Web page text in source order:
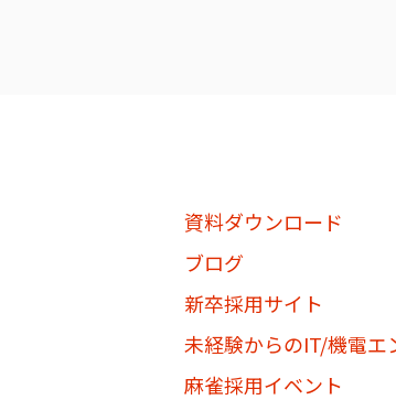
株式会社BREXA Technology
個人情報マネジメントシステム
個人情報保護管理者：吉野 貴博
資料ダウンロード
ブログ
新卒採用サイト
未経験からのIT/機電エ
麻雀採用イベント